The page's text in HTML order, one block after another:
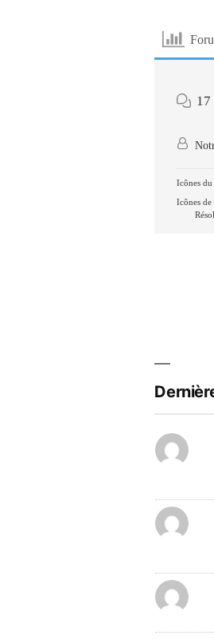
17
Icônes
Icônes de